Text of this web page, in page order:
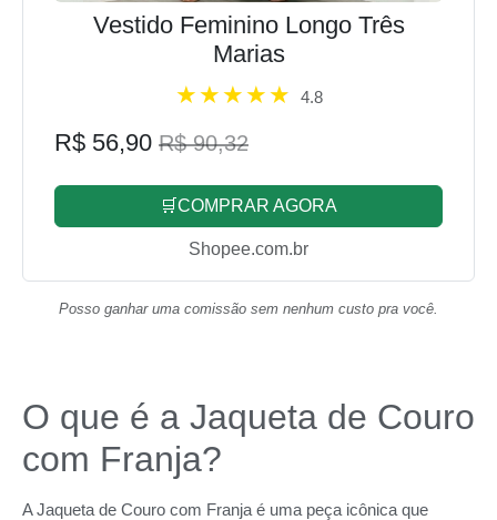
Vestido Feminino Longo Três
Marias
4.8
R$ 56,90 R$ 90,32
🛒COMPRAR AGORA
Shopee.com.br
Posso ganhar uma comissão sem nenhum custo pra você.
O que é a Jaqueta de Couro
com Franja?
A Jaqueta de Couro com Franja é uma peça icônica que